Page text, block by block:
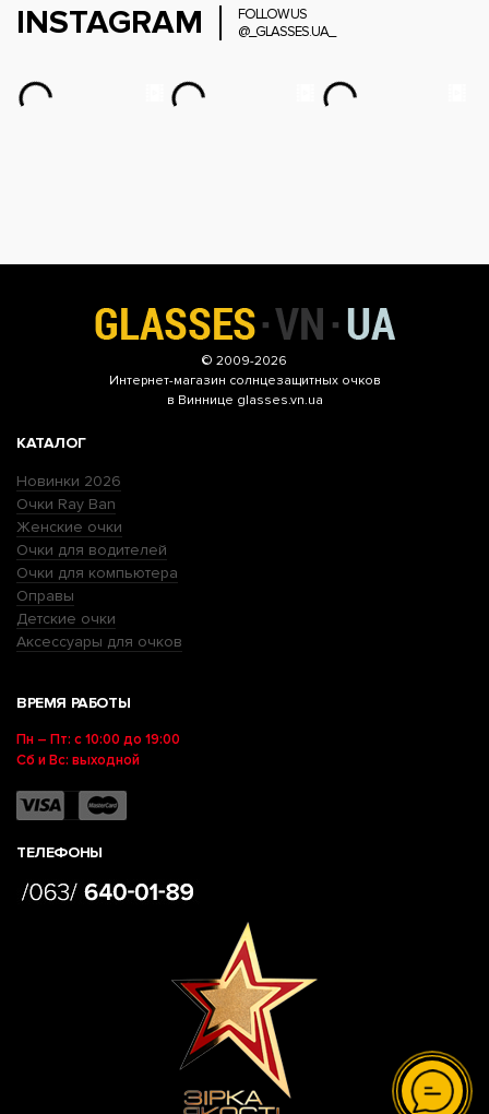
INSTAGRAM
FOLLOW US
@_GLASSES.UA_
© 2009-2026
Интернет-магазин солнцезащитных очков
в Виннице glasses.vn.ua
КАТАЛОГ
Новинки 2026
Очки Ray Ban
Женские очки
Очки для водителей
Очки для компьютера
Оправы
Детские очки
Аксессуары для очков
ВРЕМЯ РАБОТЫ
Пн – Пт: с 10:00 до 19:00
Сб и Вс: выходной
ТЕЛЕФОНЫ